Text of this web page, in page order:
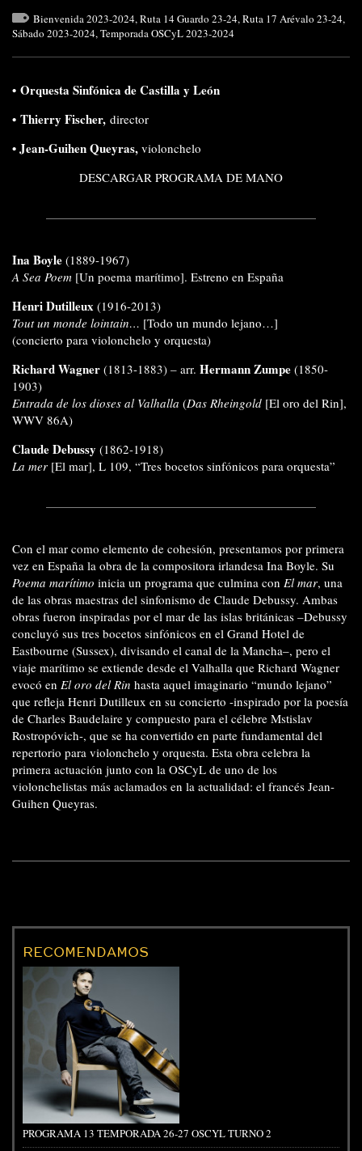
Bienvenida 2023-2024,Ruta 14 Guardo 23-24,Ruta 17 Arévalo 23-24,
Sábado 2023-2024,Temporada OSCyL 2023-2024
• Orquesta Sinfónica de Castilla y León
• Thierry Fischer, director
•Jean-Guihen Queyras, violonchelo
DESCARGAR PROGRAMA DE MANO
Ina Boyle (1889-1967)
A Sea Poem [Un poema marítimo]. Estreno en España
Henri Dutilleux (1916-2013)
Tout un monde lointain… [Todo un mundo lejano…]
(concierto para violonchelo y orquesta)
Richard Wagner (1813-1883) – arr. Hermann Zumpe (1850-
1903)
Entrada de los dioses al Valhalla (Das Rheingold [El oro del Rin],
WWV 86A)
Claude Debussy (1862-1918)
La mer [El mar], L 109, “Tres bocetos sinfónicos para orquesta”
Con el mar como elemento de cohesión, presentamos por primera
vez en España la obra de la compositora irlandesa Ina Boyle. Su
Poema marítimo inicia un programa que culmina con El mar, una
de las obras maestras del sinfonismo de Claude Debussy. Ambas
obras fueron inspiradas por el mar de las islas británicas –Debussy
concluyó sus tres bocetos sinfónicos en el Grand Hotel de
Eastbourne (Sussex), divisando el canal de la Mancha–, pero el
viaje marítimo se extiende desde el Valhalla que Richard Wagner
evocó en El oro del Rin hasta aquel imaginario “mundo lejano”
que refleja Henri Dutilleux en su concierto -inspirado por la poesía
de Charles Baudelaire y compuesto para el célebre Mstislav
Rostropóvich-, que se ha convertido en parte fundamental del
repertorio para violonchelo y orquesta. Esta obra celebra la
primera actuación junto con la OSCyL de uno de los
violonchelistas más aclamados en la actualidad: el francés Jean-
Guihen Queyras.
RECOMENDAMOS
PROGRAMA 13 TEMPORADA 26-27 OSCYL TURNO 2